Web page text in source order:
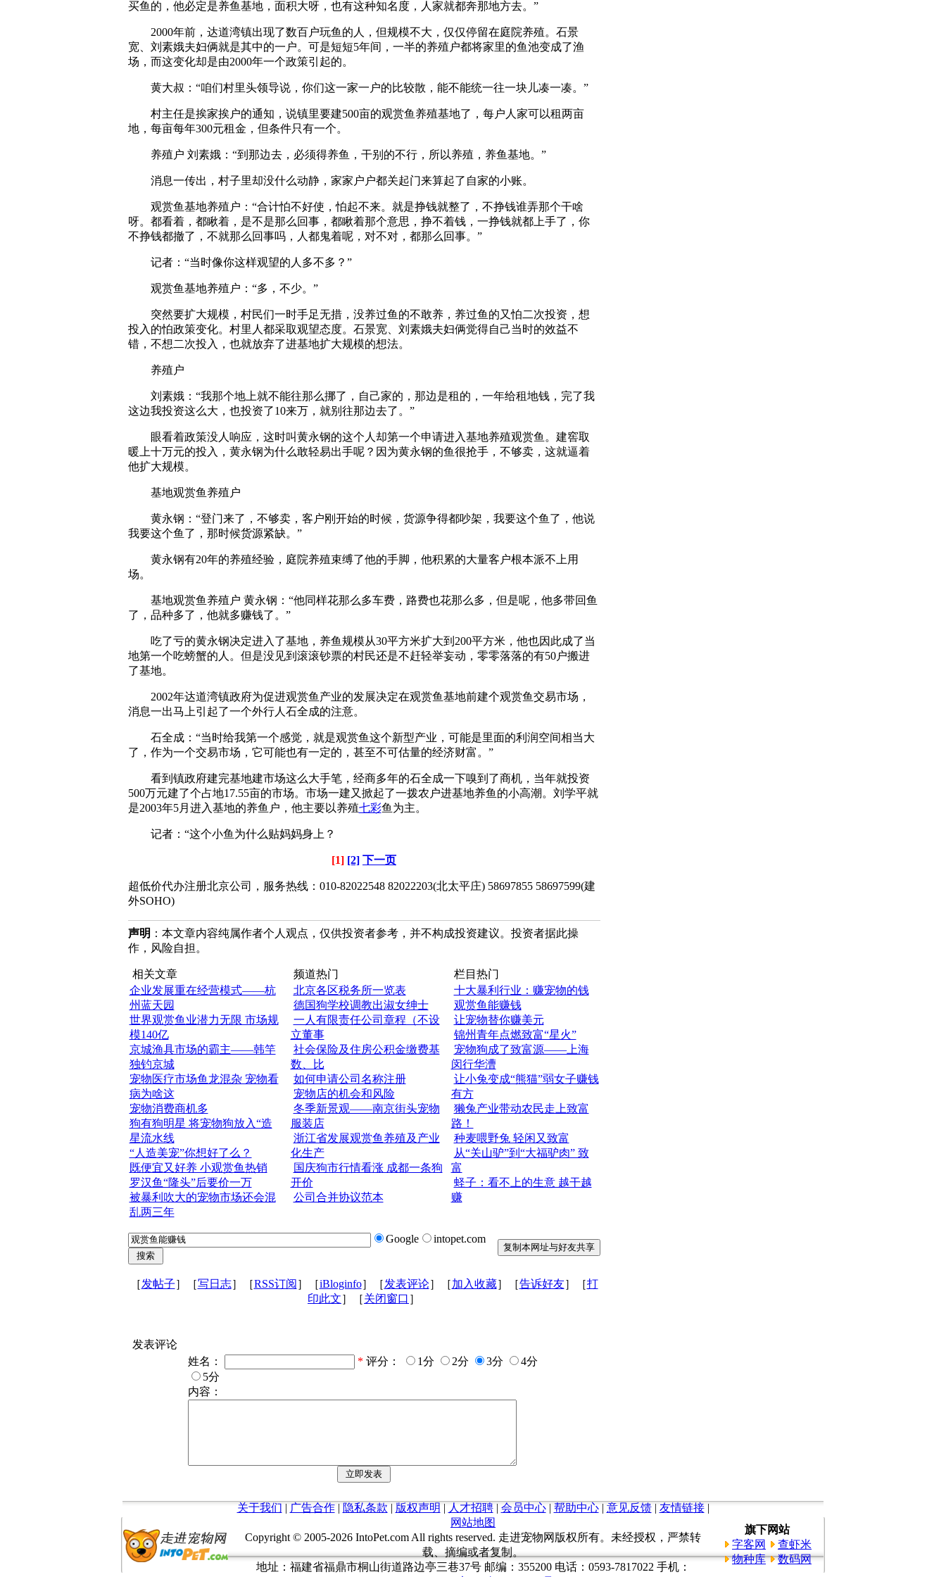
买鱼的，他必定是养鱼基地，面积大呀，也有这种知名度，人家就都奔那地方去。”
2000年前，达道湾镇出现了数百户玩鱼的人，但规模不大，仅仅停留在庭院养殖。石景
宽、刘素娥夫妇俩就是其中的一户。可是短短5年间，一半的养殖户都将家里的鱼池变成了渔
场，而这变化却是由2000年一个政策引起的。
黄大叔：“咱们村里头领导说，你们这一家一户的比较散，能不能统一往一块儿凑一凑。”
村主任是挨家挨户的通知，说镇里要建500亩的观赏鱼养殖基地了，每户人家可以租两亩
地，每亩每年300元租金，但条件只有一个。
养殖户 刘素娥：“到那边去，必须得养鱼，干别的不行，所以养殖，养鱼基地。”
消息一传出，村子里却没什么动静，家家户户都关起门来算起了自家的小账。
观赏鱼基地养殖户：“合计怕不好使，怕起不来。就是挣钱就整了，不挣钱谁弄那个干啥
呀。都看着，都瞅着，是不是那么回事，都瞅着那个意思，挣不着钱，一挣钱就都上手了，你
不挣钱都撤了，不就那么回事吗，人都鬼着呢，对不对，都那么回事。”
记者：“当时像你这样观望的人多不多？”
观赏鱼基地养殖户：“多，不少。”
突然要扩大规模，村民们一时手足无措，没养过鱼的不敢养，养过鱼的又怕二次投资，想
投入的怕政策变化。村里人都采取观望态度。石景宽、刘素娥夫妇俩觉得自己当时的效益不
错，不想二次投入，也就放弃了进基地扩大规模的想法。
养殖户
刘素娥：“我那个地上就不能往那么挪了，自己家的，那边是租的，一年给租地钱，完了我
这边我投资这么大，也投资了10来万，就别往那边去了。”
眼看着政策没人响应，这时叫黄永钢的这个人却第一个申请进入基地养殖观赏鱼。建窖取
暖上十万元的投入，黄永钢为什么敢轻易出手呢？因为黄永钢的鱼很抢手，不够卖，这就逼着
他扩大规模。
基地观赏鱼养殖户
黄永钢：“登门来了，不够卖，客户刚开始的时候，货源争得都吵架，我要这个鱼了，他说
我要这个鱼了，那时候货源紧缺。”
黄永钢有20年的养殖经验，庭院养殖束缚了他的手脚，他积累的大量客户根本派不上用
场。
基地观赏鱼养殖户 黄永钢：“他同样花那么多车费，路费也花那么多，但是呢，他多带回鱼
了，品种多了，他就多赚钱了。”
吃了亏的黄永钢决定进入了基地，养鱼规模从30平方米扩大到200平方米，他也因此成了当
地第一个吃螃蟹的人。但是没见到滚滚钞票的村民还是不赶轻举妄动，零零落落的有50户搬进
了基地。
2002年达道湾镇政府为促进观赏鱼产业的发展决定在观赏鱼基地前建个观赏鱼交易市场，
消息一出马上引起了一个外行人石全成的注意。
石全成：“当时给我第一个感觉，就是观赏鱼这个新型产业，可能是里面的利润空间相当大
了，作为一个交易市场，它可能也有一定的，甚至不可估量的经济财富。”
看到镇政府建完基地建市场这么大手笔，经商多年的石全成一下嗅到了商机，当年就投资
500万元建了个占地17.55亩的市场。市场一建又掀起了一拨农户进基地养鱼的小高潮。刘学平就
是2003年5月进入基地的养鱼户，他主要以养殖七彩鱼为主。
记者：“这个小鱼为什么贴妈妈身上？
[1] [2] 下一页
超低价代办注册北京公司，服务热线：010-82022548 82022203(北太平庄) 58697855 58697599(建
外SOHO)
声明 ：本文章内容纯属作者个人观点，仅供投资者参考，并不构成投资建议。投资者据此操
作，风险自担。
相关文章
企业发展重在经营模式——杭
州蓝天园
世界观赏鱼业潜力无限 市场规
模140亿
京城渔具市场的霸主——韩竿
独钓京城
宠物医疗市场鱼龙混杂 宠物看
病为啥这
宠物消费商机多
狗有狗明星 将宠物狗放入“造
星流水线
“人造美宠”你想好了么？
既便宜又好养 小观赏鱼热销
罗汉鱼“隆头”后要价一万
被暴利吹大的宠物市场还会混
乱两三年
频道热门
北京各区税务所一览表
德国狗学校调教出淑女绅士
一人有限责任公司章程（不设
立董事
社会保险及住房公积金缴费基
数、比
如何申请公司名称注册
宠物店的机会和风险
冬季新景观——南京街头宠物
服装店
浙江省发展观赏鱼养殖及产业
化生产
国庆狗市行情看涨 成都一条狗
开价
公司合并协议范本
栏目热门
十大暴利行业：赚宠物的钱
观赏鱼能赚钱
让宠物替你赚美元
锦州青年点燃致富“星火”
宠物狗成了致富源——上海
闵行华漕
让小兔变成“熊猫”弱女子赚钱
有方
獭兔产业带动农民走上致富
路！
种麦喂野兔 轻闲又致富
从“关山驴”到“大福驴肉” 致
富
蛏子：看不上的生意 越干越
赚
Google intopet.com
［发帖子］［写日志］［RSS订阅 ］［iBloginfo］［发表评论］［加入收藏］［告诉好友］［打
印此文］［关闭窗口 ］
发表评论
姓名：
* 评分： 1分 2分 3分
4分
5分
内容：
关于我们 | 广告合作| 隐私条款 | 版权声明 | 人才招聘| 会员中心| 帮助中心| 意见反馈| 友情链接|
网站地图
Copyright © 2005-2026 IntoPet.com All rights reserved. 走进宠物网版权所有。未经授权，严禁转
载、摘编或者复制。
地址：福建省福鼎市桐山街道路边亭三巷37号 邮编：355200 电话：0593-7817022 手机：
旗下网站
字客网
查虾米
物种库
数码网